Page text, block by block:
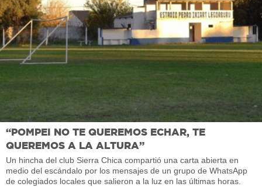
“POMPEI NO TE QUEREMOS ECHAR, TE
QUEREMOS A LA ALTURA”
Un hincha del club Sierra Chica compartió una carta abierta en
medio del escándalo por los mensajes de un grupo de WhatsApp
de colegiados locales que salieron a la luz en las últimas horas.